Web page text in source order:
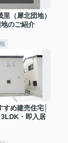
里（犀北団地）
地のご紹介
すめ建売住宅│
・即入居